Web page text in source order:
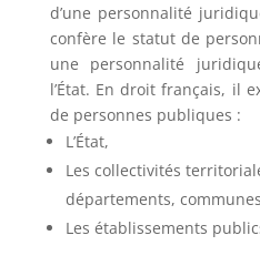
d’une personnalité
confère le statut de
une personnalité
l’État. En droit français, il
de personnes publiques :
L’État,
Les collectivités
départements,
Les établissements